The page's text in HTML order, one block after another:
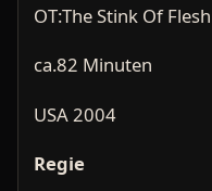
OT:The Stink Of Flesh
ca.82 Minuten
USA 2004
Regie